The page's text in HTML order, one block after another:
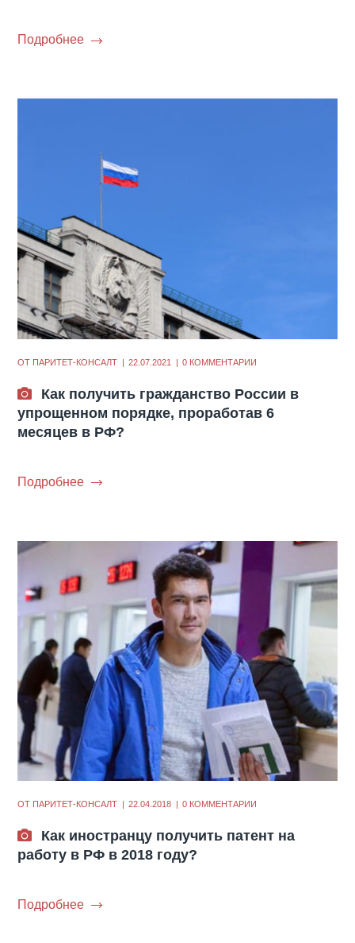
Подробнее
ОТ ПАРИТЕТ-КОНСАЛТ 22.07.2021 0 КОММЕНТАРИИ
Как получить гражданство России в
упрощенном порядке, проработав 6
месяцев в РФ?
Подробнее
ОТ ПАРИТЕТ-КОНСАЛТ 22.04.2018 0 КОММЕНТАРИИ
Как иностранцу получить патент на
работу в РФ в 2018 году?
Подробнее